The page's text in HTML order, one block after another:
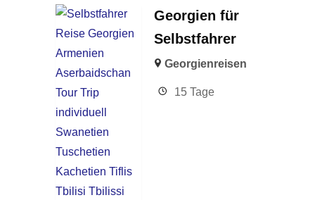
Georgien für
Selbstfahrer
Georgienreisen
15 Tage